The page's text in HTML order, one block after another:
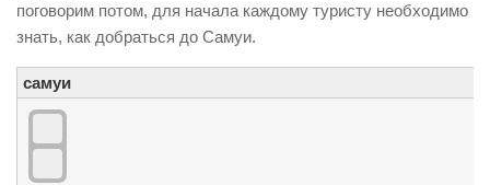
Поиск туров online
поговорим потом, для начала каждому туристу необходимо
знать, как добраться до Самуи.
самуи